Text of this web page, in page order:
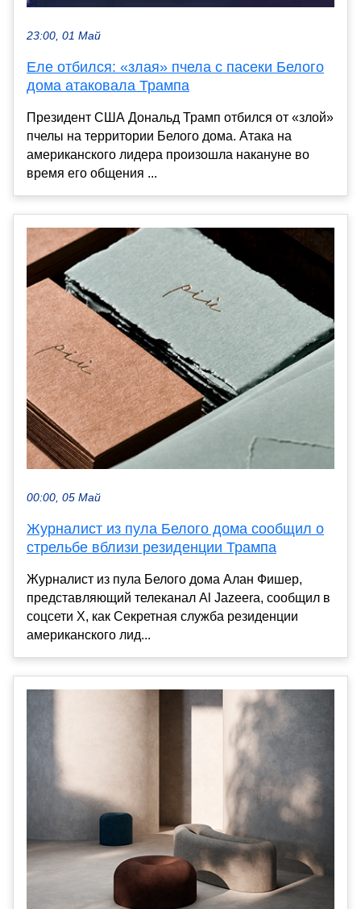
23:00, 01 Май
Еле отбился: «злая» пчела с пасеки Белого
дома атаковала Трампа
Президент США Дональд Трамп отбился от «злой»
пчелы на территории Белого дома. Атака на
американского лидера произошла накануне во
время его общения ...
00:00, 05 Май
Журналист из пула Белого дома сообщил о
стрельбе вблизи резиденции Трампа
Журналист из пула Белого дома Алан Фишер,
представляющий телеканал Al Jazeera, сообщил в
соцсети Х, как Секретная служба резиденции
американского лид...